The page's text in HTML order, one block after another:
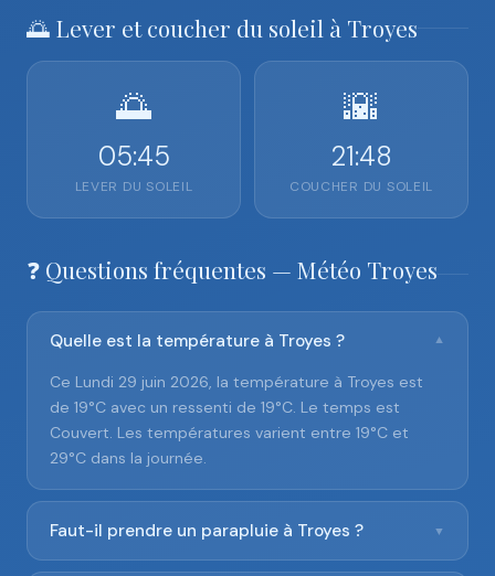
🌅 Lever et coucher du soleil à Troyes
🌅
05:45
LEVER DU SOLEIL
🌇
21:48
COUCHER DU SOLEIL
❓ Questions fréquentes — Météo Troyes
Quelle est la température à Troyes ? ▼
Ce Lundi 29 juin 2026, la température à Troyes est
de 19°C avec un ressenti de 19°C. Le temps est
Couvert. Les températures varient entre 19°C et
29°C dans la journée.
Faut-il prendre un parapluie à Troyes ? ▼